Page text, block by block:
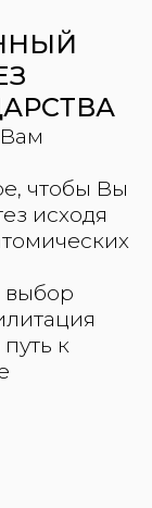
чтобы Вы
исходя
выбор
к